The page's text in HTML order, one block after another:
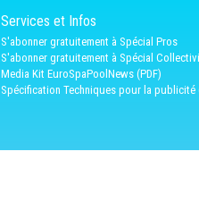
Services et Infos
S'abonner gratuitement à Spécial Pros
S'abonner gratuitement à Spécial
Media Kit EuroSpaPoolNews (PDF)
Spécification Techniques pour la publicité